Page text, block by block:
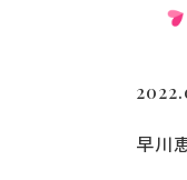
早川